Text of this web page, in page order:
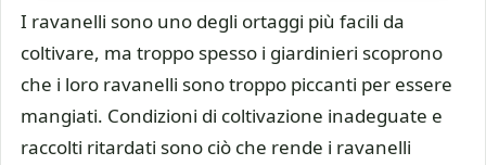
I ravanelli sono uno degli ortaggi più facili da
coltivare, ma troppo spesso i giardinieri scoprono
che i loro ravanelli sono troppo piccanti per essere
mangiati. Condizioni di coltivazione inadeguate e
raccolti ritardati sono ciò che rende i ravanelli